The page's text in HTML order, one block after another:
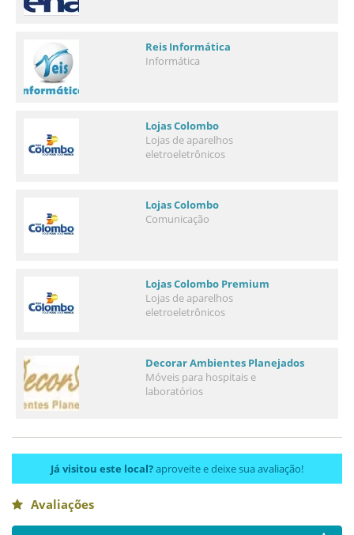
Reis Informática
Informática
Lojas Colombo
Lojas de aparelhos
eletroeletrônicos
Lojas Colombo
Comunicação
Lojas Colombo Premium
Lojas de aparelhos
eletroeletrônicos
Decorar Ambientes Planejados
Móveis para hospitais e
laboratórios
Já visitou este local?aproveite e deixe sua avaliação!
Avaliações